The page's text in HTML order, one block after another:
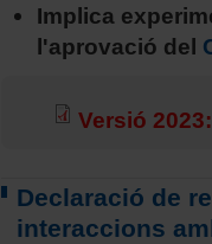
Implica
l'aprovació del
Versió 2023:
Declaració de
interaccions